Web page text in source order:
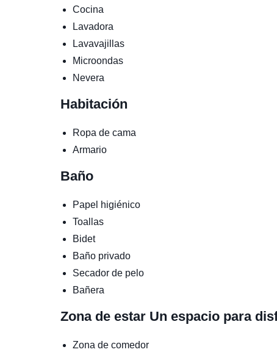
Cocina
Lavadora
Lavavajillas
Microondas
Nevera
Habitación
Ropa de cama
Armario
Baño
Papel higiénico
Toallas
Bidet
Baño privado
Secador de pelo
Bañera
Zona de estar Un espacio para
Zona de comedor